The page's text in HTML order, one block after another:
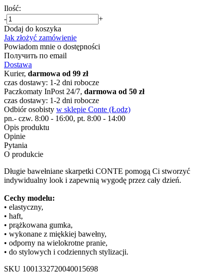
Ilość:
-
+
Dodaj do koszyka
Jak złożyć zamówienie
Powiadom mnie o dostępności
Получить по email
Dostawa
Kurier, darmowa od 99 zł
czas dostawy: 1-2 dni robocze
Paczkomaty InPost 24/7, darmowa od 50 zł
czas dostawy: 1-2 dni robocze
Odbiór osobisty w sklepie Conte (Łodz)
pn.- czw. 8:00 - 16:00, pt. 8:00 - 14:00
Opis produktu
Opinie
Pytania
O produkcie
Długie bawełniane skarpetki CONTE pomogą Ci stworzyć
indywidualny look i zapewnią wygodę przez cały dzień.
Cechy modelu:
• elastyczny,
• haft,
• prążkowana gumka,
• wykonane z miękkiej bawełny,
• odporny na wielokrotne pranie,
• do stylowych i codziennych stylizacji.
SKU 1001332720040015698